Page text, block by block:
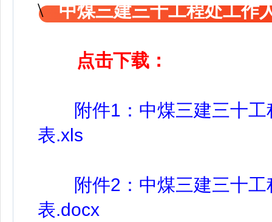
中煤三建三十工程处工作
点击下载：
附件1：中煤三建三十工
表.xls
附件2：中煤三建三十工
表.docx